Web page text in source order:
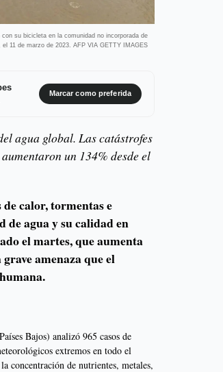
su bicicleta en la comunidad no incorporada de
11 de marzo de 2023. AFP VIA GETTY IMAGES
Marcar como preferida
agua global. Las catástrofes
un 134% desde el
calor, tormentas e
de agua y su calidad en
el martes, que aumenta
amenaza que el
Bajos) analizó 965 casos de
extremos en todo el
concentración de nutrientes, metales,